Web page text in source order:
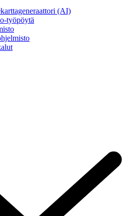
(AI)
työpöytä